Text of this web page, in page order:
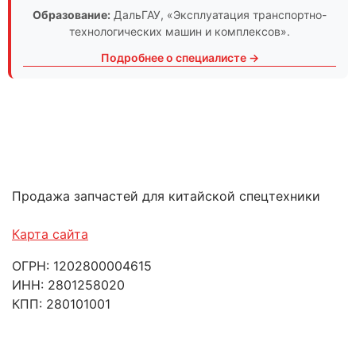
Образование: ДальГАУ, «Эксплуатация транспортно-
технологических машин и комплексов».
Подробнее о специалисте →
Продажа запчастей для китайской спецтехники
Карта сайта
ОГРН: 1202800004615
ИНН: 2801258020
КПП: 280101001